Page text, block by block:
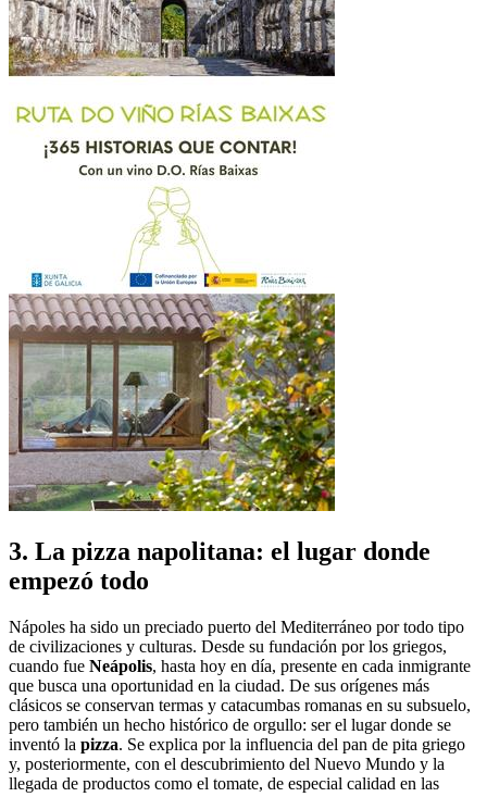
3. La pizza napolitana: el lugar donde
empezó todo
Nápoles ha sido un preciado puerto del Mediterráneo por todo tipo
de civilizaciones y culturas. Desde su fundación por los griegos,
cuando fue Neápolis, hasta hoy en día, presente en cada inmigrante
que busca una oportunidad en la ciudad. De sus orígenes más
clásicos se conservan termas y catacumbas romanas en su subsuelo,
pero también un hecho histórico de orgullo: ser el lugar donde se
inventó la pizza. Se explica por la influencia del pan de pita griego
y, posteriormente, con el descubrimiento del Nuevo Mundo y la
llegada de productos como el tomate, de especial calidad en las